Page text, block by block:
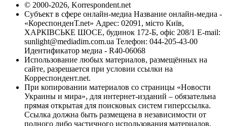
© 2000-2026, Korrespondent.net
Субъект в сфере онлайн-медиа Название онлайн-медиа -
«КореспонденТ.net» Адрес: 02091, місто Київ,
ХАРКІВСЬКЕ ШОСЕ, будинок 172-Б, офіс 208/1 E-mail:
sunlight@mediadim.com.ua Телефон: 044-205-43-00
Идентификатор медиа - R40-06068
Использование любых материалов, размещённых на
сайте, разрешается при условии ссылки на
Корреспондент.net.
При копировании материалов со страницы «Новости
Украины и мира», для интернет-изданий – обязательна
прямая открытая для поисковых систем гиперссылка.
Ссылка должна быть размещена в независимости от
полного либо частичного использования материалов.